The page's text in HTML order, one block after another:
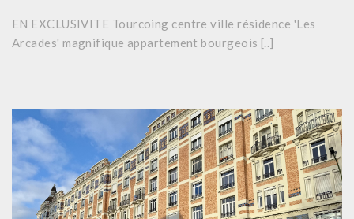
EN EXCLUSIVITE Tourcoing centre ville résidence 'Les
Arcades' magnifique appartement bourgeois [..]